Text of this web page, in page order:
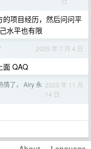
项目经历，然后问问平
水平也有限
2025 年 7 月 4 日
面 QAQ
情了， Airy 永 2023 年 11 月
14 日